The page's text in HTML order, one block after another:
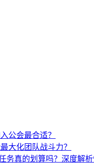
公会最合适？
大化团队战斗力？
务真的划算吗？深度解